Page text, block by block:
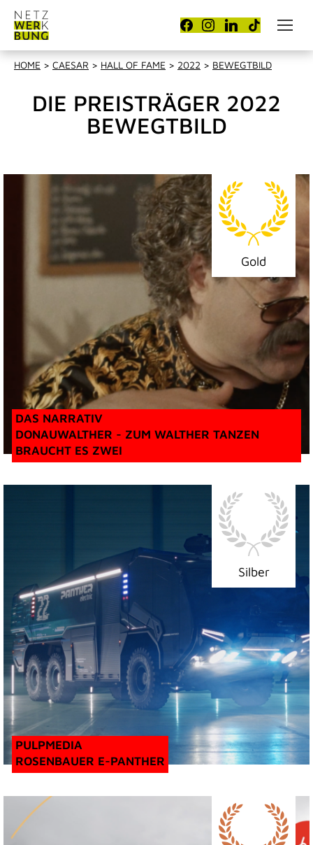
HOME > CAESAR > HALL OF FAME > 2022 > BEWEGTBILD
DIE PREISTRÄGER 2022
BEWEGTBILD
Gold
DAS NARRATIV
DONAUWALTHER - ZUM WALTHER TANZEN
BRAUCHT ES ZWEI
Silber
PULPMEDIA
ROSENBAUER E-PANTHER